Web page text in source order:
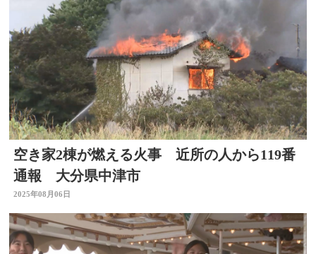
空き家2棟が燃える火事 近所の人から119番
通報 大分県中津市
2025年08月06日